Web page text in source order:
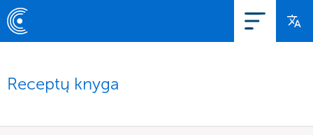
Receptų knyga